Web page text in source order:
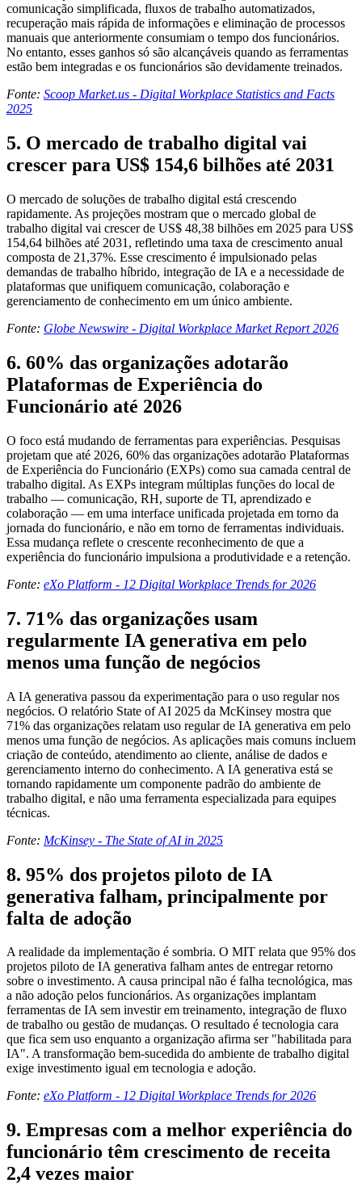
comunicação simplificada, fluxos de trabalho automatizados,
recuperação mais rápida de informações e eliminação de processos
manuais que anteriormente consumiam o tempo dos funcionários.
No entanto, esses ganhos só são alcançáveis quando as ferramentas
estão bem integradas e os funcionários são devidamente treinados.
Fonte: Scoop Market.us - Digital Workplace Statistics and Facts
2025
5. O mercado de trabalho digital vai
crescer para US$ 154,6 bilhões até 2031
O mercado de soluções de trabalho digital está crescendo
rapidamente. As projeções mostram que o mercado global de
trabalho digital vai crescer de US$ 48,38 bilhões em 2025 para US$
154,64 bilhões até 2031, refletindo uma taxa de crescimento anual
composta de 21,37%. Esse crescimento é impulsionado pelas
demandas de trabalho híbrido, integração de IA e a necessidade de
plataformas que unifiquem comunicação, colaboração e
gerenciamento de conhecimento em um único ambiente.
Fonte: Globe Newswire - Digital Workplace Market Report 2026
6. 60% das organizações adotarão
Plataformas de Experiência do
Funcionário até 2026
O foco está mudando de ferramentas para experiências. Pesquisas
projetam que até 2026, 60% das organizações adotarão Plataformas
de Experiência do Funcionário (EXPs) como sua camada central de
trabalho digital. As EXPs integram múltiplas funções do local de
trabalho — comunicação, RH, suporte de TI, aprendizado e
colaboração — em uma interface unificada projetada em torno da
jornada do funcionário, e não em torno de ferramentas individuais.
Essa mudança reflete o crescente reconhecimento de que a
experiência do funcionário impulsiona a produtividade e a retenção.
Fonte: eXo Platform - 12 Digital Workplace Trends for 2026
7. 71% das organizações usam
regularmente IA generativa em pelo
menos uma função de negócios
A IA generativa passou da experimentação para o uso regular nos
negócios. O relatório State of AI 2025 da McKinsey mostra que
71% das organizações relatam uso regular de IA generativa em pelo
menos uma função de negócios. As aplicações mais comuns incluem
criação de conteúdo, atendimento ao cliente, análise de dados e
gerenciamento interno do conhecimento. A IA generativa está se
tornando rapidamente um componente padrão do ambiente de
trabalho digital, e não uma ferramenta especializada para equipes
técnicas.
Fonte: McKinsey - The State of AI in 2025
8. 95% dos projetos piloto de IA
generativa falham, principalmente por
falta de adoção
A realidade da implementação é sombria. O MIT relata que 95% dos
projetos piloto de IA generativa falham antes de entregar retorno
sobre o investimento. A causa principal não é falha tecnológica, mas
a não adoção pelos funcionários. As organizações implantam
ferramentas de IA sem investir em treinamento, integração de fluxo
de trabalho ou gestão de mudanças. O resultado é tecnologia cara
que fica sem uso enquanto a organização afirma ser "habilitada para
IA". A transformação bem-sucedida do ambiente de trabalho digital
exige investimento igual em tecnologia e adoção.
Fonte: eXo Platform - 12 Digital Workplace Trends for 2026
9. Empresas com a melhor experiência do
funcionário têm crescimento de receita
2,4 vezes maior